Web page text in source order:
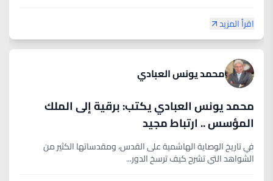
اقرأ المزيد
محمد يونس العبادي
محمد يونس العبادي يكتب: برقية إلى الملك
المؤسس .. ارتباط مجيد
في تاريخ الوصاية الهاشمية على القدس، ومقدساتها الكثير من
الشواهد التي تشرح كيف ترسخ الدور...